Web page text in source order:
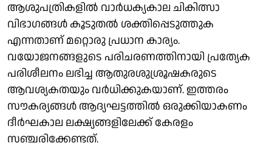
ആശുപത്രികളില്‍ വാര്‍ധക്യകാല ചികിത്സാ
വിഭാഗങ്ങള്‍ കൂടുതല്‍ ശക്തിപ്പെടുത്തുക
എന്നതാണ് മറ്റൊരു പ്രധാന കാര്യം.
വയോജനങ്ങളുടെ പരിചരണത്തിനായി പ്രത്യേക
പരിശീലനം ലഭിച്ച ആതുരശുശ്രൂഷകരുടെ
ആവശ്യകതയും വര്‍ധിക്കുകയാണ്. ഇത്തരം
സൗകര്യങ്ങള്‍ ആദ്യഘട്ടത്തില്‍ ഒരുക്കിയാകണം
ദീര്‍ഘകാല ലക്ഷ്യങ്ങളിലേക്ക് കേരളം
സഞ്ചരിക്കേണ്ടത്.